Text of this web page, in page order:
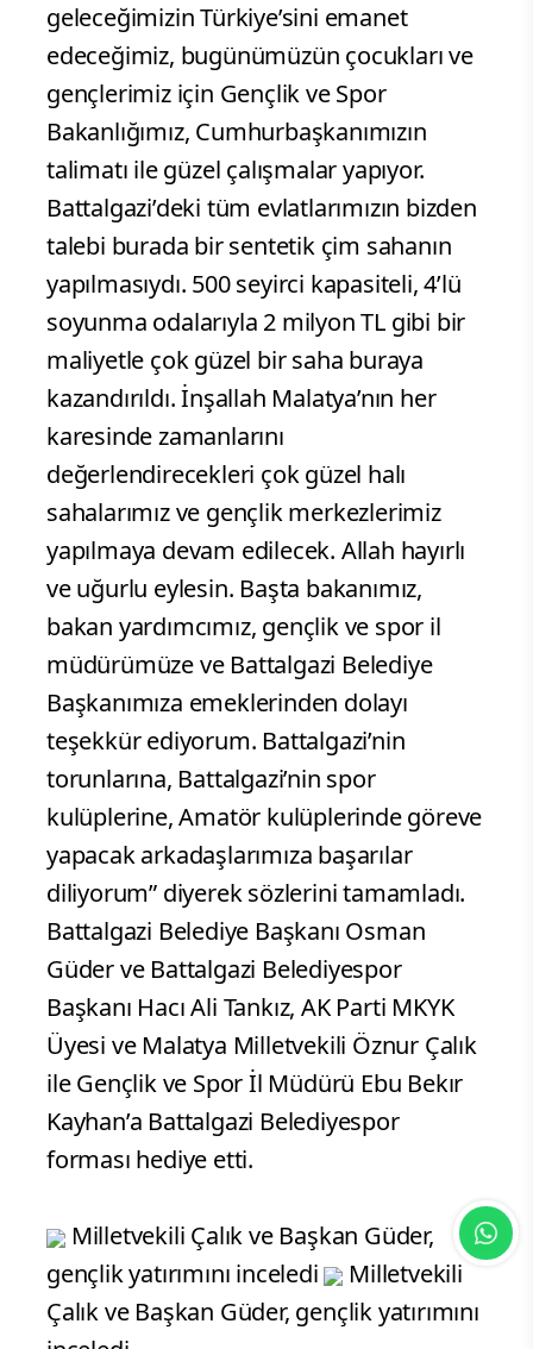
geleceğimizin Türkiye’sini emanet
edeceğimiz, bugünümüzün çocukları ve
gençlerimiz için Gençlik ve Spor
Bakanlığımız, Cumhurbaşkanımızın
talimatı ile güzel çalışmalar yapıyor.
Battalgazi’deki tüm evlatlarımızın bizden
talebi burada bir sentetik çim sahanın
yapılmasıydı. 500 seyirci kapasiteli, 4’lü
soyunma odalarıyla 2 milyon TL gibi bir
maliyetle çok güzel bir saha buraya
kazandırıldı. İnşallah Malatya’nın her
karesinde zamanlarını
değerlendirecekleri çok güzel halı
sahalarımız ve gençlik merkezlerimiz
yapılmaya devam edilecek. Allah hayırlı
ve uğurlu eylesin. Başta bakanımız,
bakan yardımcımız, gençlik ve spor il
müdürümüze ve Battalgazi Belediye
Başkanımıza emeklerinden dolayı
teşekkür ediyorum. Battalgazi’nin
torunlarına, Battalgazi’nin spor
kulüplerine, Amatör kulüplerinde göreve
yapacak arkadaşlarımıza başarılar
diliyorum” diyerek sözlerini tamamladı.
Battalgazi Belediye Başkanı Osman
Güder ve Battalgazi Belediyespor
Başkanı Hacı Ali Tankız, AK Parti MKYK
Üyesi ve Malatya Milletvekili Öznur Çalık
ile Gençlik ve Spor İl Müdürü Ebu Bekır
Kayhan’a Battalgazi Belediyespor
forması hediye etti.
Milletvekili Çalık ve Başkan Güder,
gençlik yatırımını inceledi
Milletvekili
Çalık ve Başkan Güder, gençlik yatırımını